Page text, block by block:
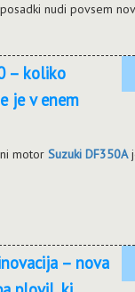
nudi povsem
– koliko
je v enem
motor Suzuki DF350A
– nova